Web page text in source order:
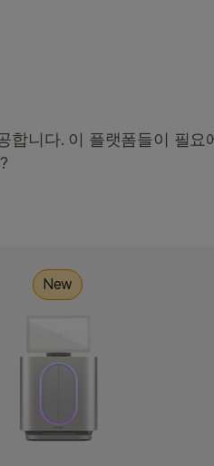
합니다. 이 플랫폼들이 필
New